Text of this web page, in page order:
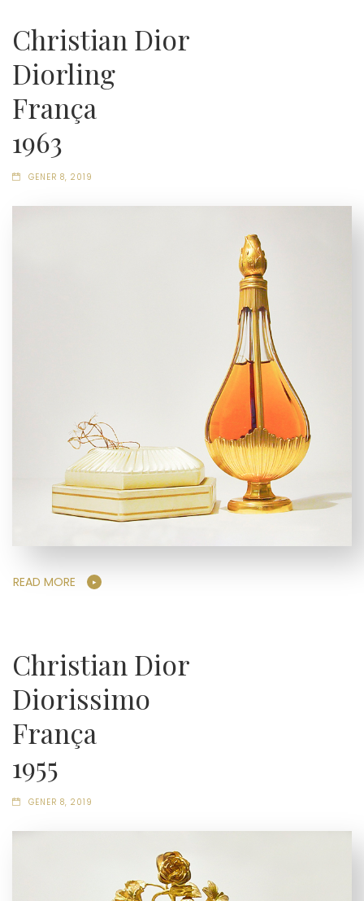
Christian Dior
Diorling
França
1963
GENER 8, 2019
READ MORE
Christian Dior
Diorissimo
França
1955
GENER 8, 2019